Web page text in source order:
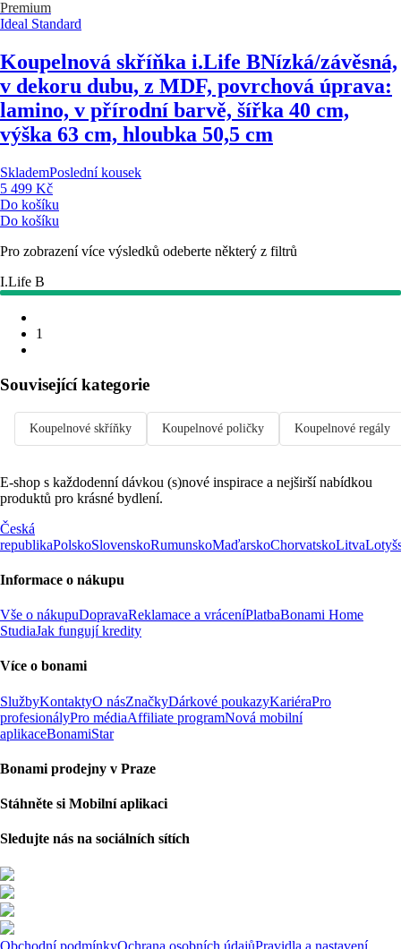
Premium
Ideal Standard
Koupelnová skříňka i.Life BNízká/závěsná,
v dekoru dubu, z MDF, povrchová úprava:
lamino, v přírodní barvě, šířka 40 cm,
výška 63 cm, hloubka 50,5 cm
SklademPoslední kousek
5 499 Kč
Do košíku
Do košíku
Pro zobrazení více výsledků odeberte některý z filtrů
I.Life B
1
Související kategorie
Koupelnové skříňky Koupelnové poličky Koupelnové regály
E-shop s každodenní dávkou (s)nové inspirace a nejširší nabídkou
produktů pro krásné bydlení.
Česká
republikaPolskoSlovenskoRumunskoMaďarskoChorvatskoLitva
Informace o nákupu
Vše o nákupuDopravaReklamace a vráceníPlatbaBonami Home
StudiaJak fungují kredity
Více o bonami
SlužbyKontaktyO násZnačkyDárkové poukazyKariéraPro
profesionályPro médiaAffiliate programNová mobilní
aplikaceBonamiStar
Bonami prodejny v Praze
Stáhněte si Mobilní aplikaci
Sledujte nás na sociálních sítích
Obchodní podmínkyOchrana osobních údajůPravidla a nastavení